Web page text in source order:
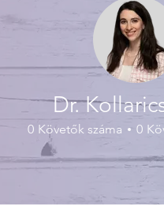
Dr.
0 Követők száma 0